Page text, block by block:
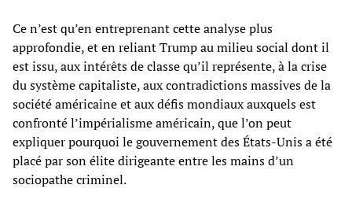
Ce n’est qu’en entreprenant cette analyse plus
approfondie, et en reliant Trump au milieu social dont il
est issu, aux intérêts de classe qu’il représente, à la crise
du système capitaliste, aux contradictions massives de la
société américaine et aux défis mondiaux auxquels est
confronté l’impérialisme américain, que l’on peut
expliquer pourquoi le gouvernement des États-Unis a été
placé par son élite dirigeante entre les mains d’un
sociopathe criminel.